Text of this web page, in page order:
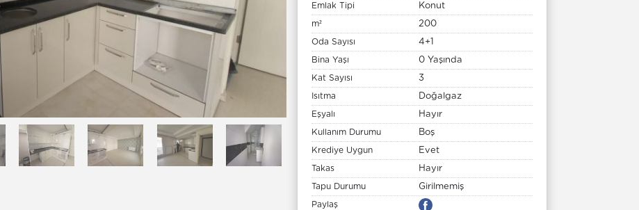
Emlak Tipi Konut
m² 200
Oda Sayısı 4+1
Bina Yaşı 0 Yaşında
Kat Sayısı 3
Isıtma Doğalgaz
Eşyalı Hayır
Kullanım Durumu Boş
Krediye Uygun Evet
Takas Hayır
Tapu Durumu Girilmemiş
Paylaş